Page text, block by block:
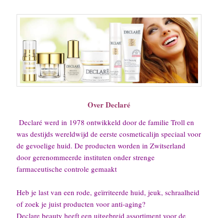
Over Declaré
Declaré werd in 1978 ontwikkeld door de familie Troll en
was destijds wereldwijd de eerste cosmeticalijn speciaal voor
de gevoelige huid. De producten worden in Zwitserland
door gerenommeerde instituten onder strenge
farmaceutische controle gemaakt
Heb je last van een rode, geïrriteerde huid, jeuk, schraalheid
of zoek je juist producten voor anti-aging?
Declare beauty heeft een uitgebreid assortiment voor de